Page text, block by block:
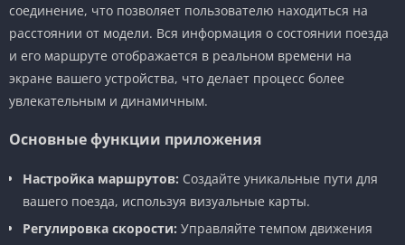
соединение, что позволяет пользователю находиться на
расстоянии от модели. Вся информация о состоянии поезда
и его маршруте отображается в реальном времени на
экране вашего устройства, что делает процесс более
увлекательным и динамичным.
Основные функции приложения
Настройка маршрутов: Создайте уникальные пути для
вашего поезда, используя визуальные карты.
Регулировка скорости: Управляйте темпом движения